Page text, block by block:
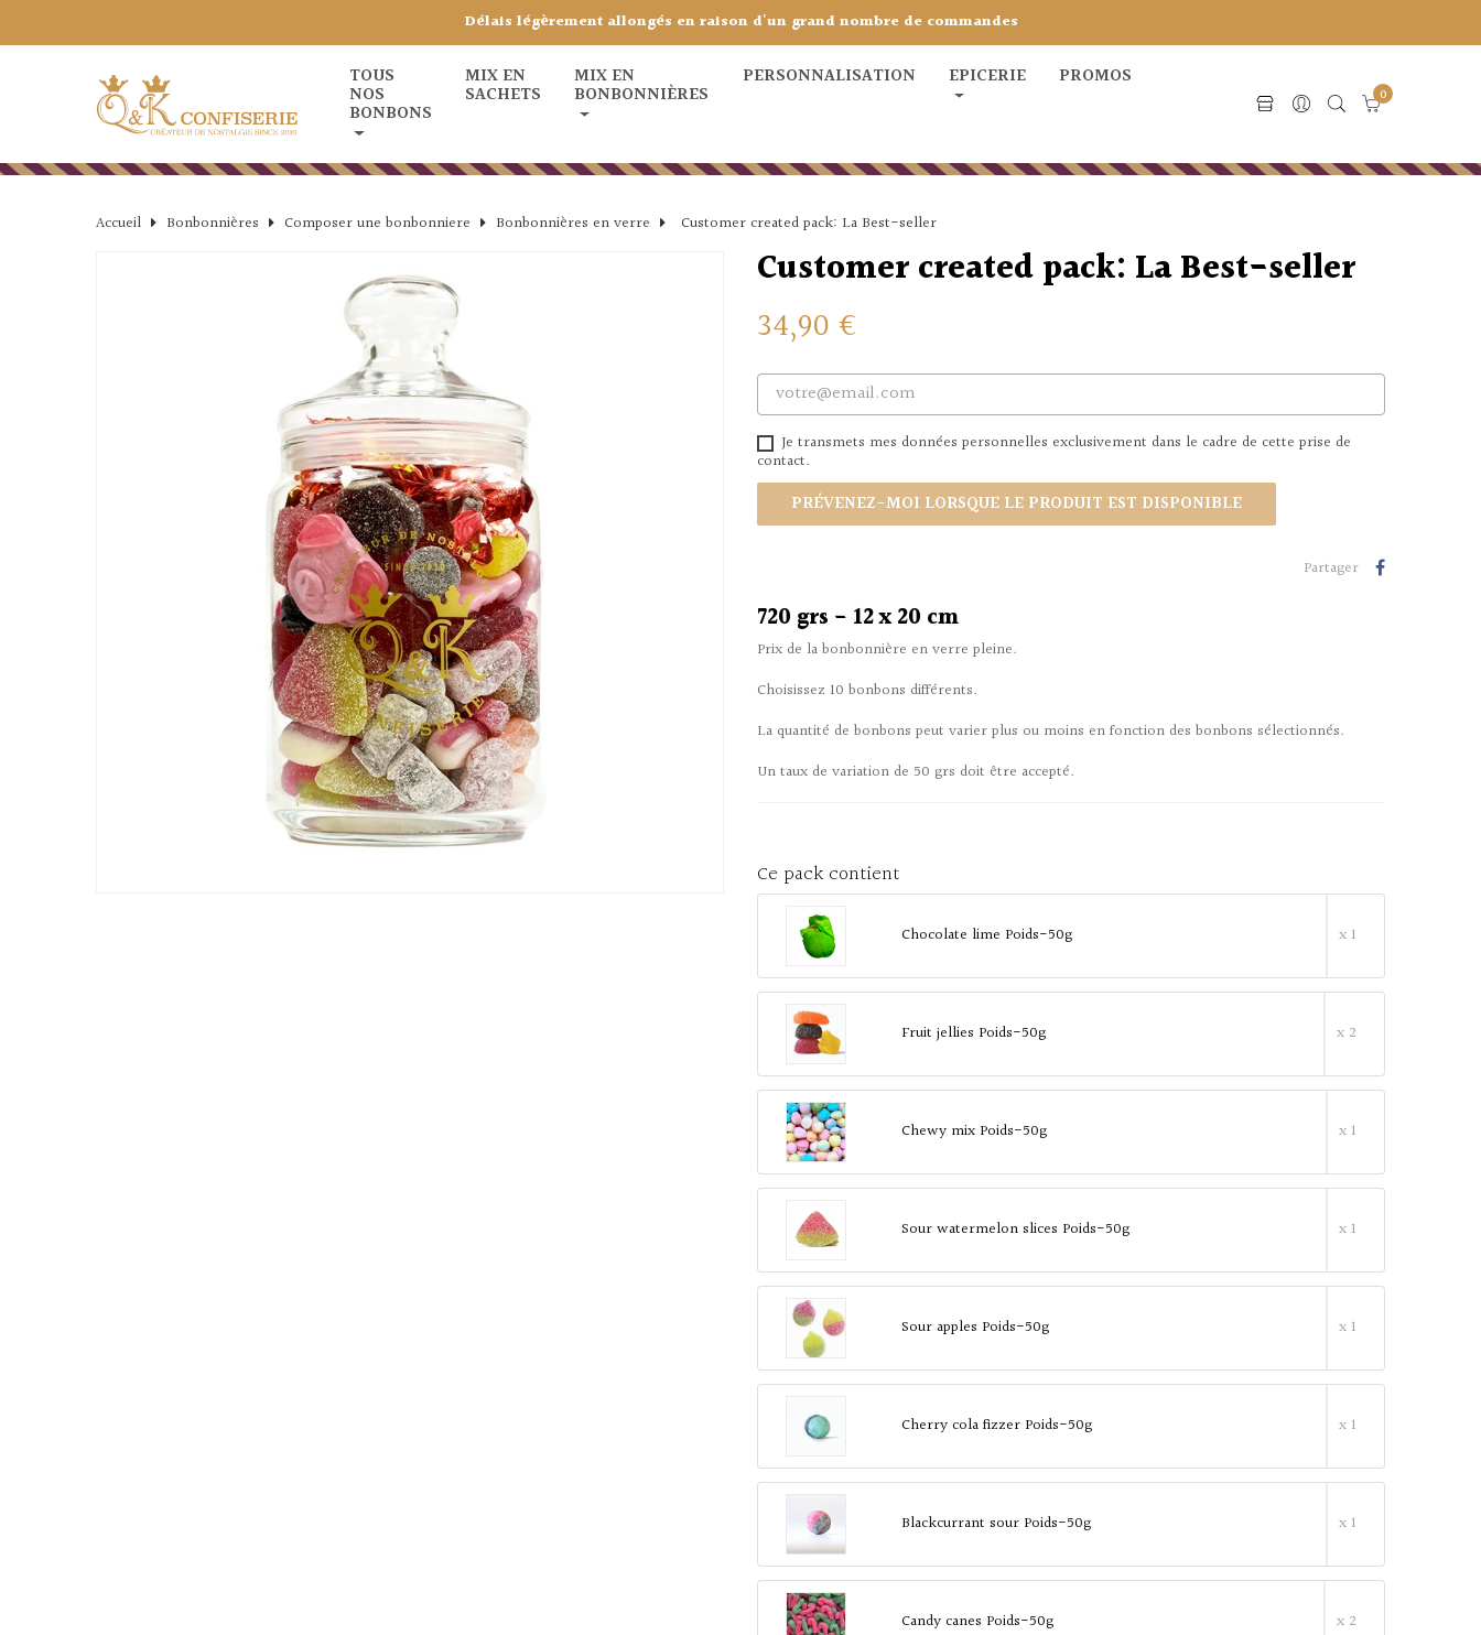
Délais légèrement allongés en raison d'un grand nombre de commandes
TOUS
NOS
BONBONS
MIX EN
SACHETS
MIX EN
BONBONNIÈRES
PERSONNALISATION EPICERIE PROMOS
0
Accueil Bonbonnières Composer une bonbonniere Bonbonnières en verre Customer created pack: La Best-seller
Customer created pack: La Best-seller
34,90 €
Je transmets mes données personnelles exclusivement dans le cadre de cette prise de
contact.
PRÉVENEZ-MOI LORSQUE LE PRODUIT EST DISPONIBLE
Partager
720 grs - 12 x 20 cm
Prix de la bonbonnière en verre pleine.
Choisissez 10 bonbons différents.
La quantité de bonbons peut varier plus ou moins en fonction des bonbons sélectionnés.
Un taux de variation de 50 grs doit être accepté.
Ce pack contient
Chocolate lime Poids-50g x 1
Fruit jellies Poids-50g x 2
Chewy mix Poids-50g x 1
Sour watermelon slices Poids-50g x 1
Sour apples Poids-50g x 1
Cherry cola fizzer Poids-50g x 1
Blackcurrant sour Poids-50g x 1
Candy canes Poids-50g x 2